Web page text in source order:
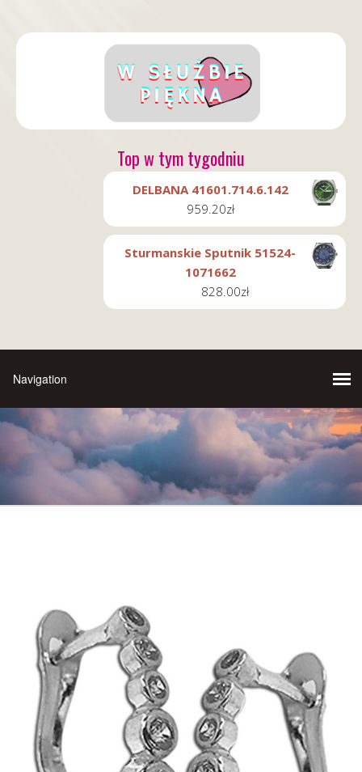
Top w tym tygodniu
DELBANA 41601.714.6.142
959.20zł
Sturmanskie Sputnik 51524-
1071662
828.00zł